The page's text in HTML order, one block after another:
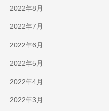
2022年8月
2022年7月
2022年6月
2022年5月
2022年4月
2022年3月